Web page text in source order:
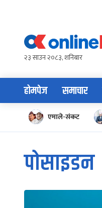
content२३ साउन २०८३, शनिबार
होमपेज समाचार
एमाले-संकट
पोसाइडन